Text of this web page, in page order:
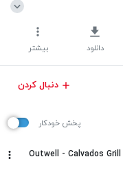
دانلود بیشتر
دنبال کردن
پخش خودکار